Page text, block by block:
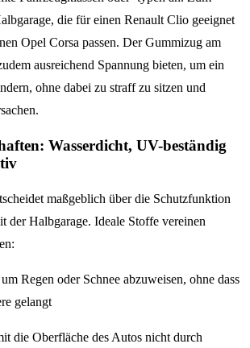
die für einen Renault Clio geeignet
Opel Corsa passen. Der Gummizug am
ausreichend Spannung bieten, um ein
ohne dabei zu straff zu sitzen und
Wasserdicht, UV-beständig
maßgeblich über die Schutzfunktion
der Halbgarage. Ideale Stoffe vereinen
Regen oder Schnee abzuweisen, ohne dass
gelangt
die Oberfläche des Autos nicht durch